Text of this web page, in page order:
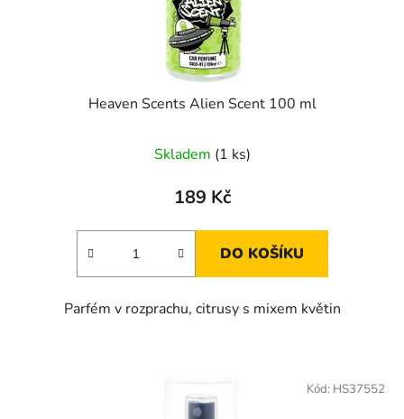
Heaven Scents Alien Scent 100 ml
Skladem (1 ks)
189 Kč
DO KOŠÍKU
Parfém v rozprachu, citrusy s mixem květin
Kód: HS37552